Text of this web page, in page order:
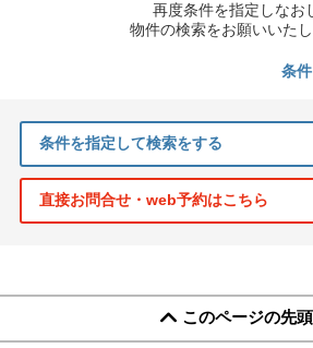
再度条件を指定しなお
物件の検索をお願いいたし
条
条件を指定して検索をする
直接お問合せ・web予約はこちら
このページの先